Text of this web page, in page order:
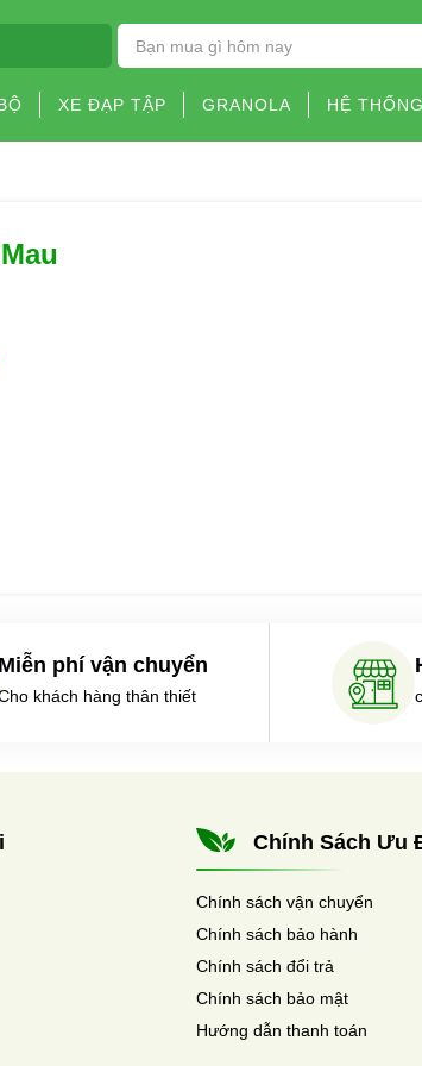
XE ĐẠP TẬP GRANOLA HỆ
Miễn phí vận chuyển
khách hàng thân thiết
Chính Sách Ưu
Chính sách vận chuyển
Chính sách bảo hành
Chính sách đổi trả
Chính sách bảo mật
Hướng dẫn thanh toán